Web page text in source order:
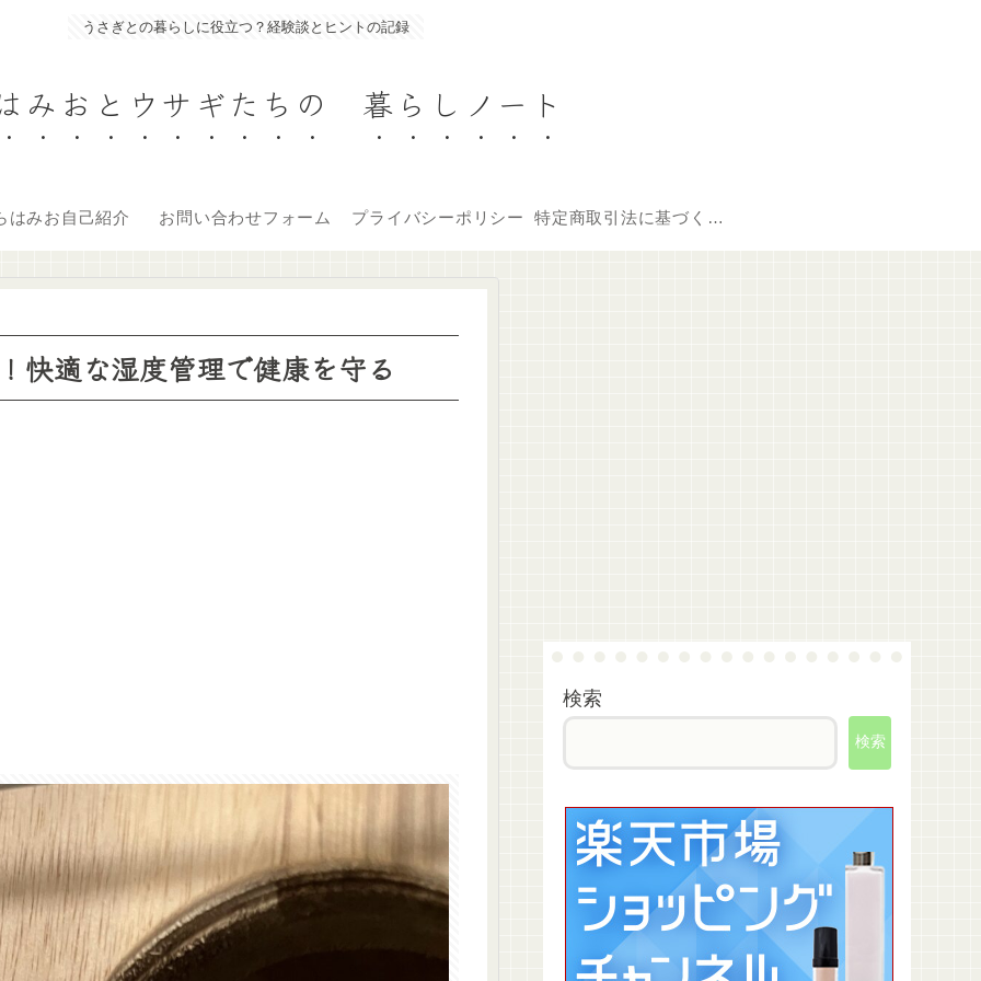
うさぎとの暮らしに役立つ？経験談とヒントの記録
みおとウサギたちの 暮らしノート
はみお自己紹介 お問い合わせフォーム プライバシーポリシー 特定商取引法に基づく表記
快適な湿度管理で健康を守る
検索
検索